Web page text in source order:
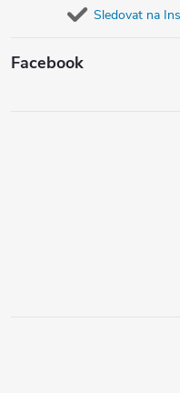
Sledovat na
Facebook